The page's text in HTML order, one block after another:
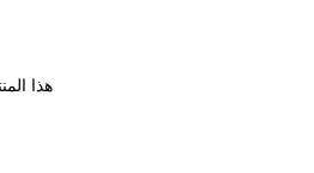
هذا